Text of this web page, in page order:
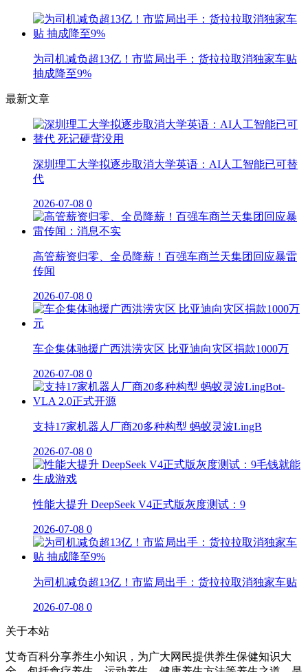
为司机减负超13亿！市监局出手：货拉拉取消独家车贴
抽成降至9%
最新文章
深圳理工大学拟逐步取消大学英语：AI人工智能已可替
代
2026-07-08 0
高管薪资归零、全员降薪！百强车商兰天集团回应暴雷
传闻
2026-07-08 0
车企集体驰援广西洪涝灾区 比亚迪向灾区捐款1000万
2026-07-08 0
支持17家机器人厂商20多种构型 蚂蚁灵波LingB
2026-07-08 0
性能大提升 DeepSeek V4正式版灰度测试：9
2026-07-08 0
为司机减负超13亿！市监局出手：货拉拉取消独家车贴
2026-07-08 0
关于本站
艾奇百科分享养生小知识，为广大网民提供养生保健知识大